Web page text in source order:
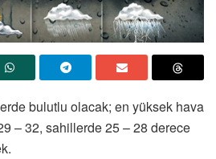
bulutlu olacak; en yüksek hava
– 32, sahillerde 25 – 28 derece